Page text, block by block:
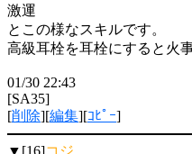
激運
とこの様なスキルです。
高級耳栓を耳栓にすると火
01/30 22:43
[SA35]
[削除][編集][ｺﾋﾟｰ]
▼[16]コジ